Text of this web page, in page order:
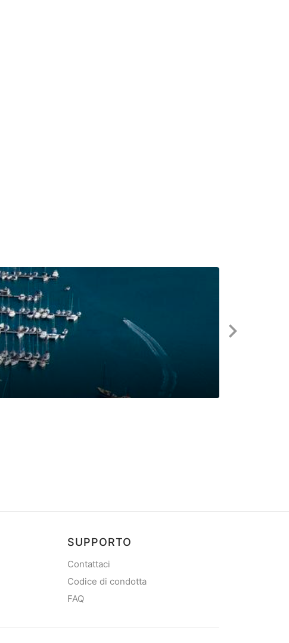
SUPPORTO
Contattaci
Codice di condotta
FAQ